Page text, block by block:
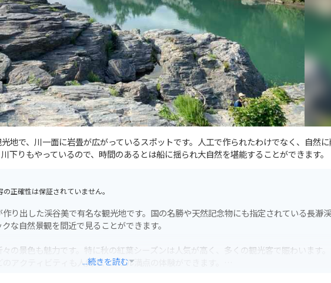
地で、川一面に岩畳が広がっているスポットです。人工で作られたわけでなく、自然
下りもやっているので、時間のあるとは船に揺られ大自然を堪能することができます。
正確性は保証されていません。
り出した渓谷美で有名な観光地です。国の名勝や天然記念物にも指定されている長瀞
な自然景観を間近で見ることができます。
の景色も魅力です。特に秋の紅葉シーズンは人気が高く、多くの観光客で賑わいます
アクティビティも人気で、スリル満点の体験ができます。
...続きを読む